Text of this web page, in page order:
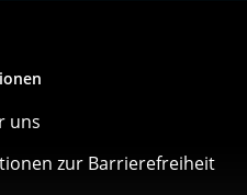
uns
zur Barrierefreiheit